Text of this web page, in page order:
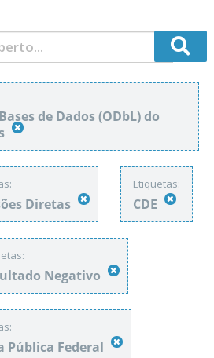
de Dados (ODbL) do
Diretas
Etiquetas:
CDE
Negativo
Pública Federal